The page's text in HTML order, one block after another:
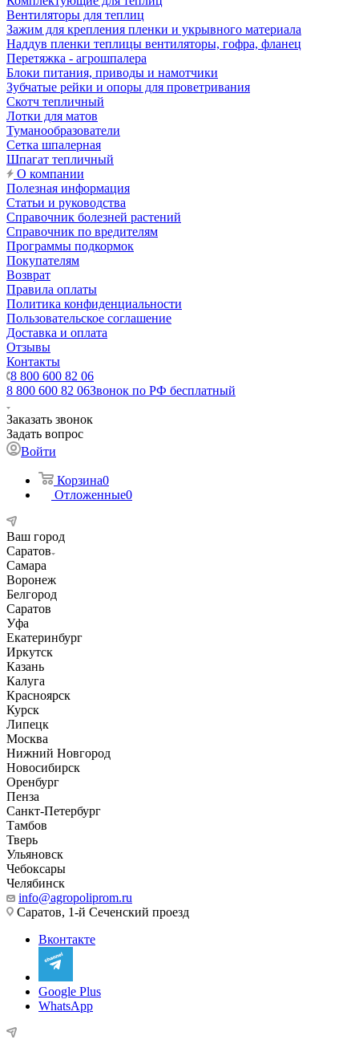
Вентиляторы для теплиц
Зажим для крепления пленки и укрывного материала
Наддув пленки теплицы вентиляторы, гофра, фланец
Перетяжка - агрошпалера
Блоки питания, приводы и намотчики
Зубчатые рейки и опоры для проветривания
Скотч тепличный
Лотки для матов
Туманообразователи
Сетка шпалерная
Шпагат тепличный
О компании
Полезная информация
Статьи и руководства
Справочник болезней растений
Справочник по вредителям
Программы подкормок
Покупателям
Возврат
Правила оплаты
Политика конфиденциальности
Пользовательское соглашение
Доставка и оплата
Отзывы
Контакты
8 800 600 82 06
8 800 600 82 06Звонок по РФ бесплатный
Заказать звонок
Задать вопрос
Войти
Корзина0
Отложенные0
Ваш город
Саратов
Самара
Воронеж
Белгород
Саратов
Уфа
Екатеринбург
Иркутск
Казань
Калуга
Красноярск
Курск
Липецк
Москва
Нижний Новгород
Новосибирск
Оренбург
Пенза
Санкт-Петербург
Тамбов
Тверь
Ульяновск
Чебоксары
Челябинск
info@agropoliprom.ru
Саратов, 1-й Сеченский проезд
Вконтакте
Google Plus
WhatsApp